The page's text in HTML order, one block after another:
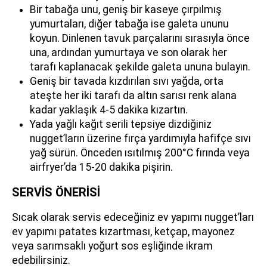
Bir tabağa unu, geniş bir kaseye çırpılmış
yumurtaları, diğer tabağa ise galeta ununu
koyun. Dinlenen tavuk parçalarını sırasıyla önce
una, ardından yumurtaya ve son olarak her
tarafı kaplanacak şekilde galeta ununa bulayın.
Geniş bir tavada kızdırılan sıvı yağda, orta
ateşte her iki tarafı da altın sarısı renk alana
kadar yaklaşık 4-5 dakika kızartın.
Yada yağlı kağıt serili tepsiye dizdiğiniz
nugget’ların üzerine fırça yardımıyla hafifçe sıvı
yağ sürün. Önceden ısıtılmış 200°C fırında veya
airfryer’da 15-20 dakika pişirin.
SERVİS ÖNERİSİ
Sıcak olarak servis edeceğiniz ev yapımı nugget’ları
ev yapımı patates kızartması, ketçap, mayonez
veya sarımsaklı yoğurt sos eşliğinde ikram
edebilirsiniz.